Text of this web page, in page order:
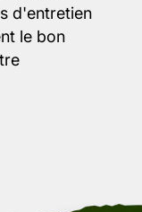
d'entretien
le bon